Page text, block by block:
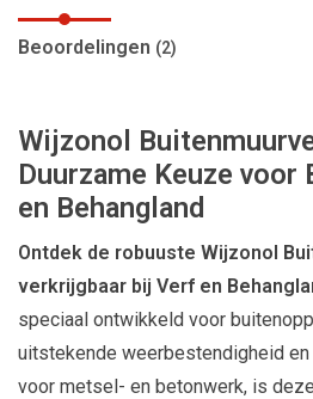
Beoordelingen (2)
Wijzonol
Duurzame Keuze
en Behangland
Ontdek de robuuste Wijzonol
verkrijgbaar bij Verf en
speciaal ontwikkeld voor
uitstekende weerbestendigheid en
voor metsel- en betonwerk, is